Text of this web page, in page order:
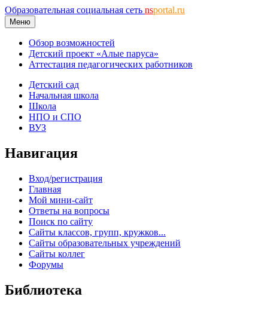
Образовательная социальная сеть nsportal.ru
Меню
Обзор возможностей
Детский проект «Алые паруса»
Аттестация педагогических работников
Детский сад
Начальная школа
Школа
НПО и СПО
ВУЗ
Навигация
Вход/регистрация
Главная
Мой мини-сайт
Ответы на вопросы
Поиск по сайту
Сайты классов, групп, кружков...
Сайты образовательных учреждений
Сайты коллег
Форумы
Библиотека